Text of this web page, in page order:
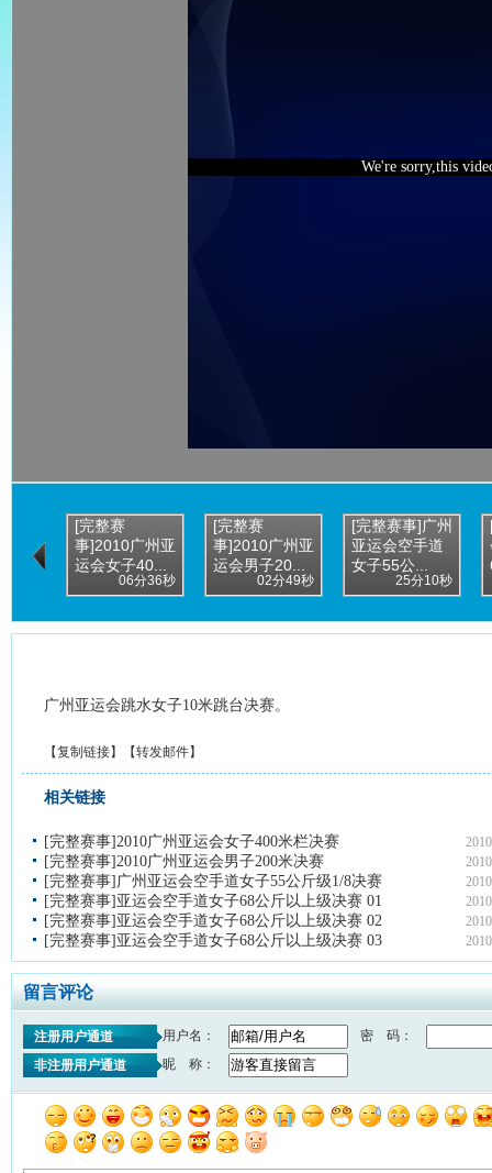
We're sorry,this
[完整赛
事]2010广州亚
运会女子40...
06分36秒
[完整赛
事]2010广州亚
运会男子20...
02分49秒
[完整赛事]广州
亚运会空手道
女子55公...
25分10秒
广州亚运会跳水女子10米跳台决赛。
【复制链接】【转发邮件】
相关链接
[完整赛事]2010广州亚运会女子400米栏决赛
[完整赛事]2010广州亚运会男子200米决赛
[完整赛事]广州亚运会空手道女子55公斤级1/8决赛
[完整赛事]亚运会空手道女子68公斤以上级决赛 01
[完整赛事]亚运会空手道女子68公斤以上级决赛 02
[完整赛事]亚运会空手道女子68公斤以上级决赛 03
留言评论
注册用户通道 用户名：
密 码：
非注册用户通道
昵 称：